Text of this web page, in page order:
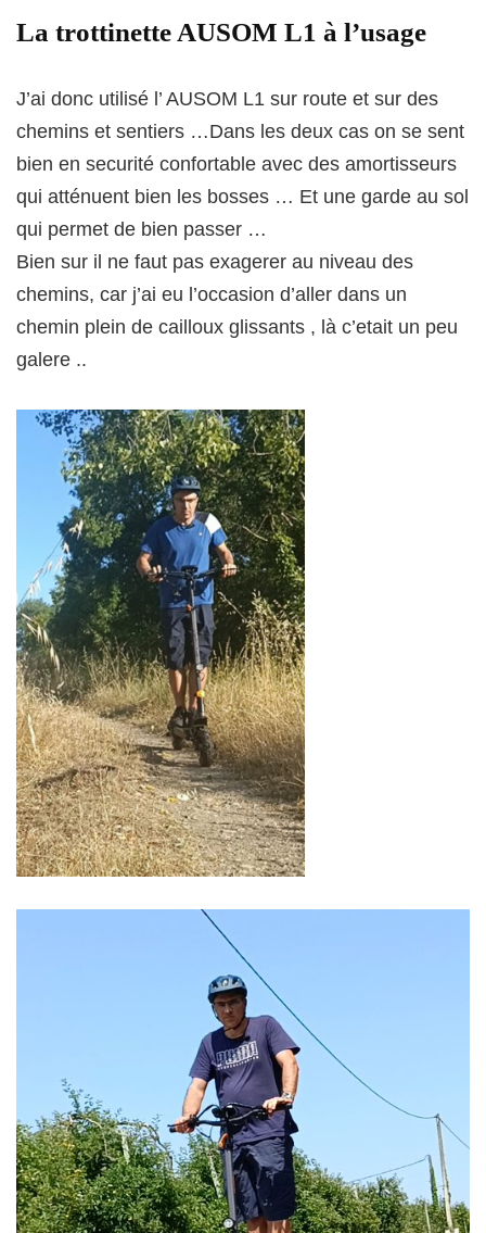
La trottinette AUSOM L1 à l’usage
J’ai donc utilisé l’ AUSOM L1 sur route et sur des
chemins et sentiers …Dans les deux cas on se sent
bien en securité confortable avec des amortisseurs
qui atténuent bien les bosses … Et une garde au sol
qui permet de bien passer …
Bien sur il ne faut pas exagerer au niveau des
chemins, car j’ai eu l’occasion d’aller dans un
chemin plein de cailloux glissants , là c’etait un peu
galere ..